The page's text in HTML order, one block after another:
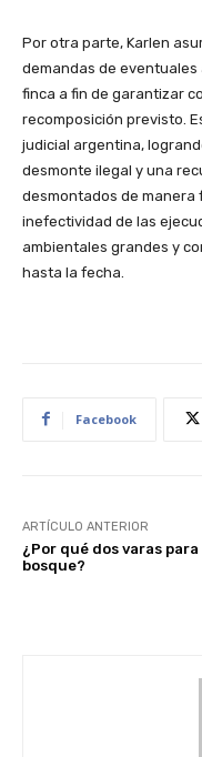
Por otra parte, Karlen
demandas de
finca a fin de garantizar
recomposición previsto.
judicial argentina,
desmonte ilegal y una
desmontados de manera
inefectividad de las
ambientales grandes y
hasta la fecha.
Facebook
ARTÍCULO ANTERIOR
¿Por qué dos varas para
bosque?